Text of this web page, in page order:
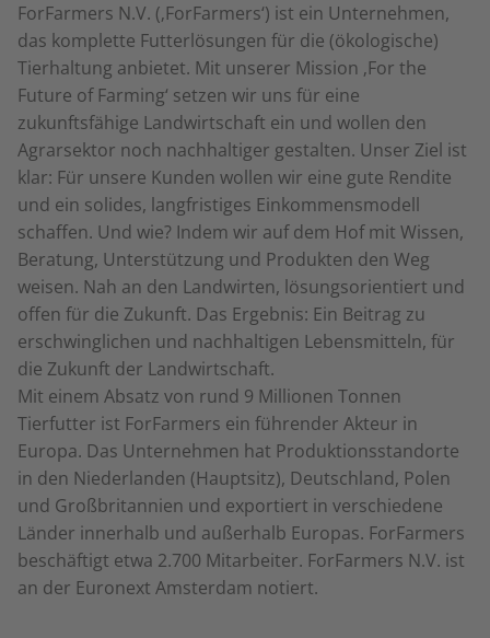
ForFarmers N.V. (‚ForFarmers‘) ist ein Unternehmen,
das komplette Futterlösungen für die (ökologische)
Tierhaltung anbietet. Mit unserer Mission ‚For the
Future of Farming‘ setzen wir uns für eine
zukunftsfähige Landwirtschaft ein und wollen den
Agrarsektor noch nachhaltiger gestalten. Unser Ziel ist
klar: Für unsere Kunden wollen wir eine gute Rendite
und ein solides, langfristiges Einkommensmodell
schaffen. Und wie? Indem wir auf dem Hof mit Wissen,
Beratung, Unterstützung und Produkten den Weg
weisen. Nah an den Landwirten, lösungsorientiert und
offen für die Zukunft. Das Ergebnis: Ein Beitrag zu
erschwinglichen und nachhaltigen Lebensmitteln, für
die Zukunft der Landwirtschaft.
Mit einem Absatz von rund 9 Millionen Tonnen
Tierfutter ist ForFarmers ein führender Akteur in
Europa. Das Unternehmen hat Produktionsstandorte
in den Niederlanden (Hauptsitz), Deutschland, Polen
und Großbritannien und exportiert in verschiedene
Länder innerhalb und außerhalb Europas. ForFarmers
beschäftigt etwa 2.700 Mitarbeiter. ForFarmers N.V. ist
an der Euronext Amsterdam notiert.